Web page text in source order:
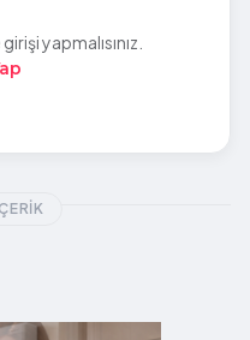
yapmalısınız.